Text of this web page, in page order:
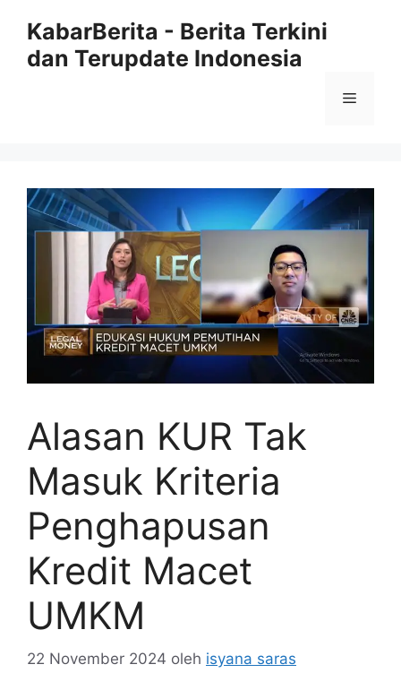
KabarBerita - Berita Terkini
dan Terupdate Indonesia
Menu
Alasan KUR Tak
Masuk Kriteria
Penghapusan
Kredit Macet
UMKM
22 November 2024 oleh isyana saras